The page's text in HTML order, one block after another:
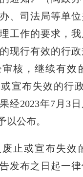
、司法局等单
工作的要求，
现行有效的行
核，继续有效
宣布失效的行
经2023年7月 3日
以公布。
废止或宣布失效
发布之日起一